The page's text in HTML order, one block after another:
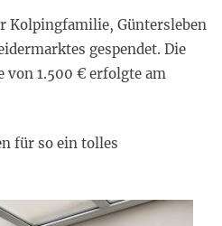
Kolpingfamilie, Güntersleben
gespendet. Die
von 1.500 € erfolgte am
für so ein tolles